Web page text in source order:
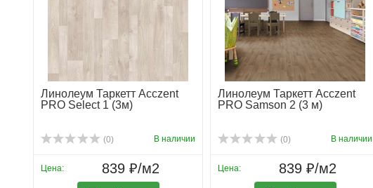
Линолеум Таркетт Acczent
PRO Select 1 (3м)
(0) В наличии
Цена: 839 ₽/м2
Линолеум Таркетт Acczent
PRO Samson 2 (3 м)
(0) В наличии
Цена: 839 ₽/м2